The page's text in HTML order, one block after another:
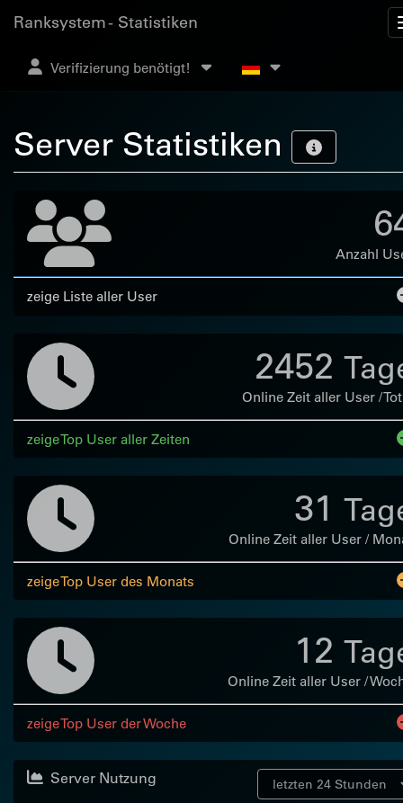
Ranksystem - Statistiken
Verifizierung benötigt!
Server Statistiken
Anzahl
zeige Liste aller User
2452
Online Zeit aller User /
zeige Top User aller Zeiten
31
Online Zeit aller User /
zeige Top User des Monats
12
Online Zeit aller User /
zeige Top User der Woche
Server Nutzung